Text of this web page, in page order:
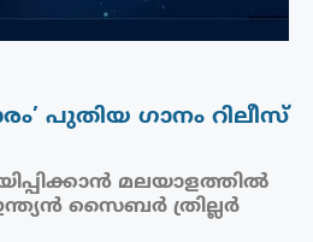
പുതിയ ഗാനം റിലീസ്
മലയാളത്തില്‍
സൈബര്‍ ത്രില്ലര്‍